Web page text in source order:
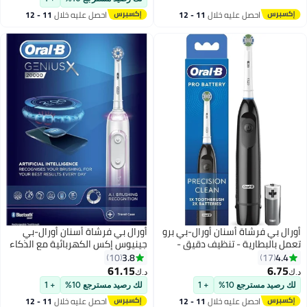
دورة في الدقيقة، الشحنة الواحدة
تدوم 60 يومًا (أصفر، الحجم متوسط) احصل عليه خلال 11 - 12
اغسطس
احصل عليه خلال 11 - 12
اغسطس
أورال بي فرشاة أسنان أورال-بي برو
تعمل بالبطارية - تنظيف دقيق -
أسود
4.4
17
د.ك‏6.75
لك رصيد مسترجع 10% + 1
احصل عليه خلال 11 - 12
أورال بي فرشاة أسنان أورال-بي
جينيوس إكس الكهربائية مع الذكاء
الاصطناعي، مقبض متصل بالتطبيق،
مع تبييض الأسنان، وردي
3.8
10
د.ك‏61.15
لك رصيد مسترجع 10% + 1
احصل عليه خلال 11 - 12